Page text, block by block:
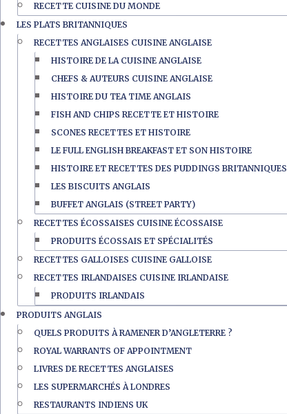
RECETTE CUISINE DU MONDE
LES PLATS BRITANNIQUES
RECETTES ANGLAISES CUISINE ANGLAISE
HISTOIRE DE LA CUISINE ANGLAISE
CHEFS & AUTEURS CUISINE ANGLAISE
HISTOIRE DU TEA TIME ANGLAIS
FISH AND CHIPS RECETTE ET HISTOIRE
SCONES RECETTES ET HISTOIRE
LE FULL ENGLISH BREAKFAST ET SON HISTOIRE
HISTOIRE ET RECETTES DES PUDDINGS BRITANNIQUES
LES BISCUITS ANGLAIS
BUFFET ANGLAIS (STREET PARTY)
RECETTES ÉCOSSAISES CUISINE ÉCOSSAISE
PRODUITS ÉCOSSAIS ET SPÉCIALITÉS
RECETTES GALLOISES CUISINE GALLOISE
RECETTES IRLANDAISES CUISINE IRLANDAISE
PRODUITS IRLANDAIS
PRODUITS ANGLAIS
QUELS PRODUITS À RAMENER D’ANGLETERRE ?
ROYAL WARRANTS OF APPOINTMENT
LIVRES DE RECETTES ANGLAISES
LES SUPERMARCHÉS À LONDRES
RESTAURANTS INDIENS UK